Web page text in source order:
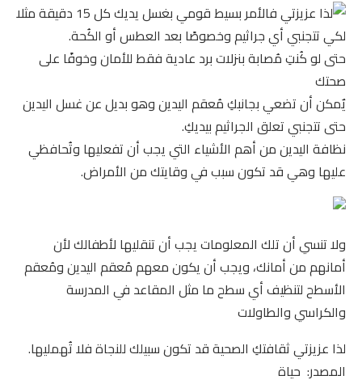
لذا عزيزتي فالأمر بسيط قومي بغسل يديك كل 15 دقيقة مثلا
لكي تتجنبي أي جراثيم وخصوصًا بعد العطس أو الكُحة.
حتى لو كُنتِ مُصابة بنزلات برد عادية فقط للأمان وخوفًا على
صحتك
يٌمكن أن تضعي بجانبكِ مُعقم اليدين وهو بديل عن غسل اليدين
حتى تتجنبي تعلق الجراثيم بيديكِ.
نظافة اليدين من أهم الأشياء التي يجب أن تفعليها وتُحافظي
عليها وهي قد تكون سبب في وقايتك من الأمراض.
ولا تنسي أن تلك المعلومات يجب أن تنقليها لأطفالك لأن
أمانهم من أمانك، ويجب أن يكون معهم مُعقم اليدين ومُعقم
الأسطح لتنظيف أي سطح ما مثل المقاعد في المدرسة
والكراسي والطاولات
لذا عزيزتي ثقافتكِ الصحية قد تكون سبيلك للنجاة فلا تُهمليها.
المصدر: حياة